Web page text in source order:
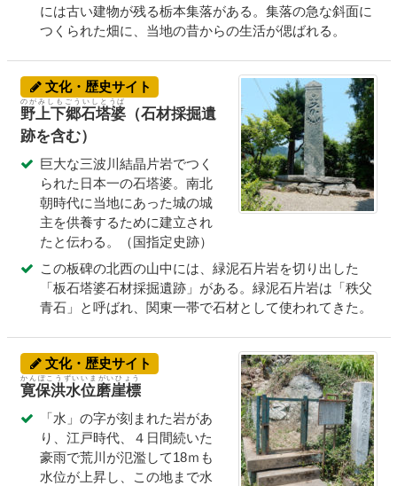
には古い建物が残る栃本集落がある。集落の急な斜面に
つくられた畑に、当地の昔からの生活が偲ばれる。
文化・歴史サイト
野上下郷石塔婆
のがみしもごういしとうば
（石材採掘遺
跡を含む）
巨大な三波川結晶片岩でつく
られた日本一の石塔婆。南北
朝時代に当地にあった城の城
主を供養するために建立され
たと伝わる。（国指定史跡）
この板碑の北西の山中には、緑泥石片岩を切り出した
「板石塔婆石材採掘遺跡」がある。緑泥石片岩は「秩父
青石」と呼ばれ、関東一帯で石材として使われてきた。
文化・歴史サイト
寛保洪水位磨崖標
かんぽこうずいいまがいひょう
「水」の字が刻まれた岩があ
り、江戸時代、４日間続いた
豪雨で荒川が氾濫して18ｍも
水位が上昇し、この地まで水